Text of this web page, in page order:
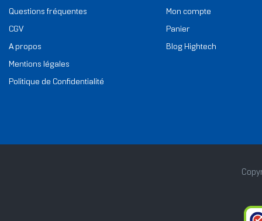
Questions fréquentes
CGV
A propos
Mentions légales
Politique de Confidentialité
Mon compte
Panier
Blog Hightech